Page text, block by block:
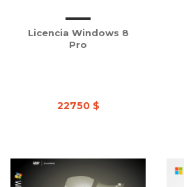
Licencia Windows 8
Pro
22750 $